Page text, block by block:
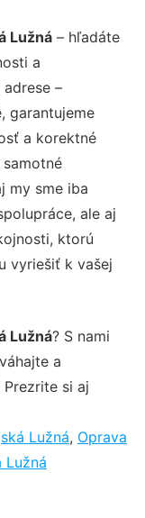
Lužná – hľadáte
a
–
garantujeme
a korektné
my sme iba
ale aj
ktorú
vyriešiť k vašej
Lužná? S nami
a
si aj
Lužná, Oprava
Lužná